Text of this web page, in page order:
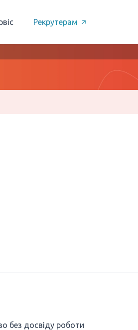
Рекрутерам
без досвіду роботи